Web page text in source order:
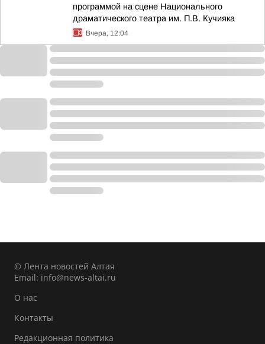
программой на сцене Национального
драматического театра им. П.В. Кучияка
Вчера, 12:04
© Лента новостей Алтая
Email: info@news-altai.ru
О нас
Контакты
Редакционная политика